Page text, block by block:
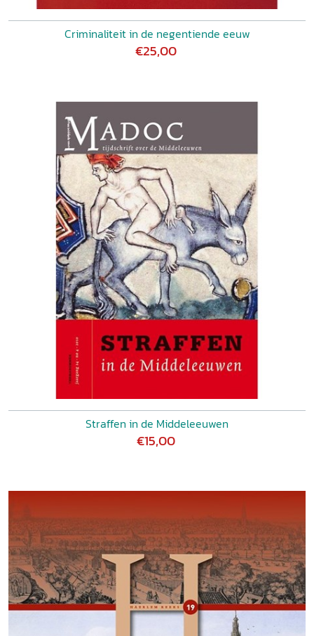
Criminaliteit in de negentiende eeuw
€25,00
Straffen in de Middeleeuwen
€15,00